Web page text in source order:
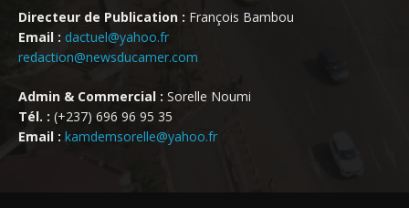
Directeur de Publication : François Bambou
Email : dactuel@yahoo.fr
redaction@newsducamer.com
Admin & Commercial : Sorelle Noumi
Tél. : (+237) 696 96 95 35
Email : kamdemsorelle@yahoo.fr